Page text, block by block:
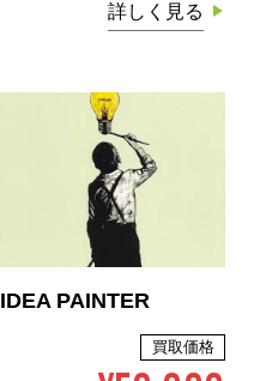
詳しく見る
IDEA PAINTER
買取価格